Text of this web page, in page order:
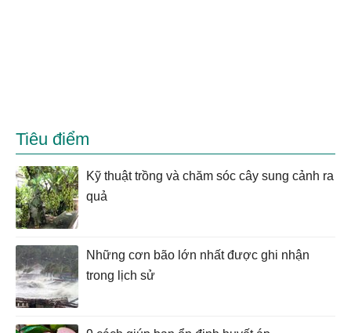
Tiêu điểm
Kỹ thuật trồng và chăm sóc cây sung cảnh ra
quả
Những cơn bão lớn nhất được ghi nhận
trong lịch sử